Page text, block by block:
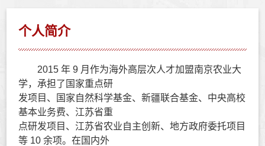
个人简介
2015 年 9 月作为海外高层次人才加盟南京农业大
学，承担了国家重点研
发项目、国家自然科学基金、新疆联合基金、中央高校
基本业务费、江苏省重
点研发项目、江苏省农业自主创新、地方政府委托项目
等 10 余项。在国内外